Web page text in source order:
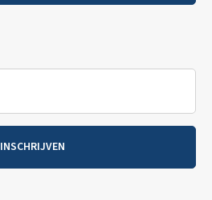
INSCHRIJVEN